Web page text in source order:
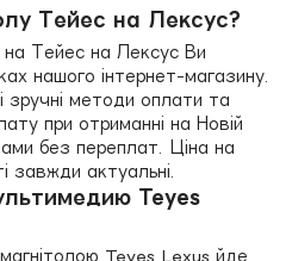
Тейес на Лексус?
на Тейес на Лексус Ви
нашого інтернет-магазину.
зручні методи оплати та
при отриманні на Новій
без переплат. Ціна на
завжди актуальні.
Teyes
Teyes Lexus йде